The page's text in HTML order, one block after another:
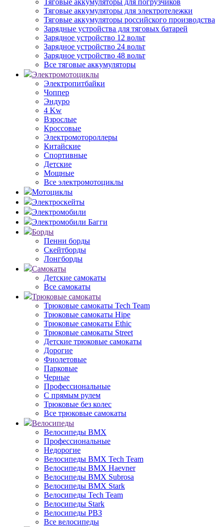
Тяговые аккумуляторы для погрузчиков
Тяговые аккумуляторы для электротележки
Тяговые аккумуляторы российского производства
Зарядные устройства для тяговых батарей
Зарядное устройство 12 вольт
Зарядное устройство 24 вольт
Зарядное устройство 48 вольт
Все тяговые аккумуляторы
Электромотоциклы
Электропитбайки
Чоппер
Эндуро
4 Kw
Взрослые
Кроссовые
Электромотороллеры
Китайские
Спортивные
Детские
Мощные
Все электромотоциклы
Мотоциклы
Электроскейты
Электромобили
Электромобили Багги
Борды
Пенни борды
Скейтборды
Лонгборды
Самокаты
Детские самокаты
Все самокаты
Трюковые самокаты
Трюковые самокаты Tech Team
Трюковые самокаты Hipe
Трюковые самокаты Ethic
Трюковые самокаты Street
Детские трюковые самокаты
Дорогие
Фиолетовые
Парковые
Черные
Профессиональные
С прямым рулем
Трюковые без колес
Все трюковые самокаты
Велосипеды
Велосипеды BMX
Профессиональные
Недорогие
Велосипеды BMX Tech Team
Велосипеды BMX Haevner
Велосипеды BMX Subrosa
Велосипеды BMX Stark
Велосипеды Tech Team
Велосипеды Stark
Велосипеды РВЗ
Все велосипеды